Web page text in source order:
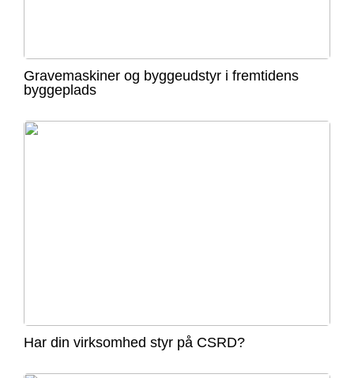
Gravemaskiner og byggeudstyr i fremtidens
byggeplads
Har din virksomhed styr på CSRD?